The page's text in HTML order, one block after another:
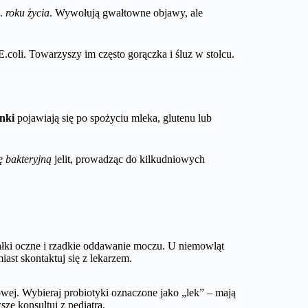
roku życia. Wywołują gwałtowne objawy, ale
Towarzyszy im często gorączka i śluz w stolcu.
pojawiają się po spożyciu mleka, glutenu lub
bakteryjną jelit, prowadząc do kilkudniowych
oczne i rzadkie oddawanie moczu. U niemowląt
skontaktuj się z lekarzem.
Wybieraj probiotyki oznaczone jako „lek” – mają
konsultuj z pediatrą.